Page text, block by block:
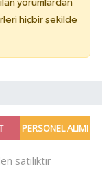
yorumlardan
hiçbir şekilde